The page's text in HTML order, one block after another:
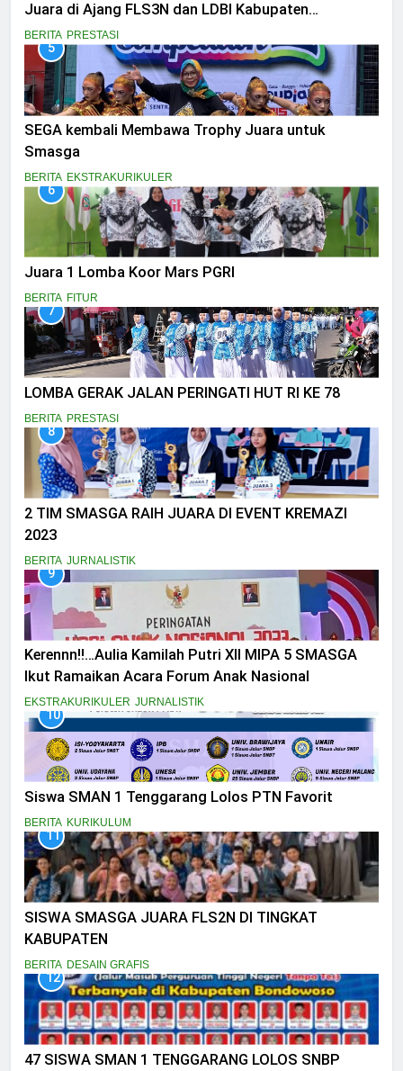
Juara di Ajang FLS3N dan LDBI Kabupaten
Bondowoso 2025
BERITA PRESTASI
5
SEGA kembali Membawa Trophy Juara untuk
Smasga
BERITA EKSTRAKURIKULER
6
Juara 1 Lomba Koor Mars PGRI
BERITA FITUR
7
LOMBA GERAK JALAN PERINGATI HUT RI KE 78
BERITA PRESTASI
8
2 TIM SMASGA RAIH JUARA DI EVENT KREMAZI
2023
BERITA JURNALISTIK
9
Kerennn!!…Aulia Kamilah Putri XII MIPA 5 SMASGA
Ikut Ramaikan Acara Forum Anak Nasional
EKSTRAKURIKULER JURNALISTIK
10
Siswa SMAN 1 Tenggarang Lolos PTN Favorit
BERITA KURIKULUM
11
SISWA SMASGA JUARA FLS2N DI TINGKAT
KABUPATEN
BERITA DESAIN GRAFIS
12
47 SISWA SMAN 1 TENGGARANG LOLOS SNBP